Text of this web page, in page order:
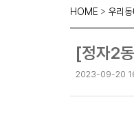
HOME > 우리동
[정자2
2023-09-20